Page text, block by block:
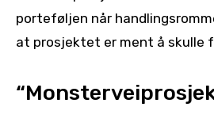
porteføljen når
at prosjektet er ment å skulle